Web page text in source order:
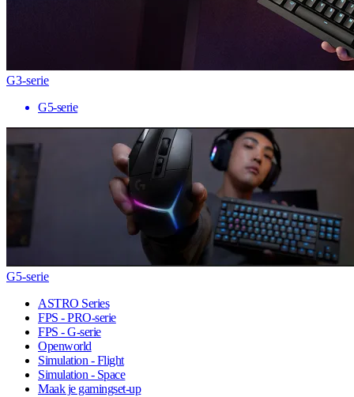
G3-serie
G5-serie
G5-serie
ASTRO Series
FPS - PRO-serie
FPS - G-serie
Openworld
Simulation - Flight
Simulation - Space
Maak je gamingset-up